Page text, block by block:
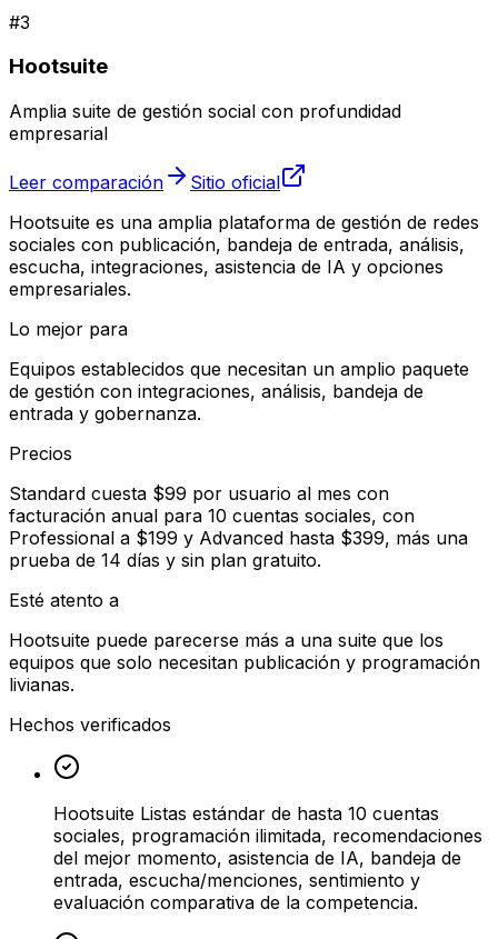
#3
Hootsuite
Amplia suite de gestión social con profundidad
empresarial
Leer comparación
Sitio oficial
Hootsuite es una amplia plataforma de gestión de redes
sociales con publicación, bandeja de entrada, análisis,
escucha, integraciones, asistencia de IA y opciones
empresariales.
Lo mejor para
Equipos establecidos que necesitan un amplio paquete
de gestión con integraciones, análisis, bandeja de
entrada y gobernanza.
Precios
Standard cuesta $99 por usuario al mes con
facturación anual para 10 cuentas sociales, con
Professional a $199 y Advanced hasta $399, más una
prueba de 14 días y sin plan gratuito.
Esté atento a
Hootsuite puede parecerse más a una suite que los
equipos que solo necesitan publicación y programación
livianas.
Hechos verificados
Hootsuite Listas estándar de hasta 10 cuentas
sociales, programación ilimitada, recomendaciones
del mejor momento, asistencia de IA, bandeja de
entrada, escucha/menciones, sentimiento y
evaluación comparativa de la competencia.